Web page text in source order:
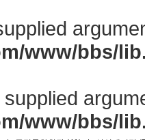
www/bbs/
www/bbs/